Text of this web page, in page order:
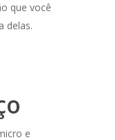
que você
delas.
e